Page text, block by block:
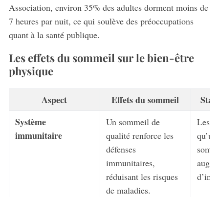
Association, environ 35% des adultes dorment moins de
7 heures par nuit, ce qui soulève des préoccupations
quant à la santé publique.
Les effets du sommeil sur le bien-être
physique
Aspect Effets du sommeil
Système
immunitaire
Un sommeil de
qualité renforce les
défenses
immunitaires,
réduisant les risques
de maladies.
Les